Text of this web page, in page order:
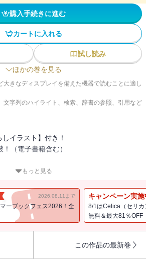
購入手続きに進む
カートに入れる
試し読み
ほかの巻を見る
きなディスプレイを備えた機器で読むことに適し
文字列のハイライト、検索、辞書の参照、引用など
しイラスト】付き！
（電子書籍含む）
だ」
遇なおっとり女神令嬢のやり直し溺愛ファ
もっと見る
2026.08.11まで
ーブックフェス2026！全
キャンペーン実施
8/1はCelica（セリ
無料＆最大81％OFF
この作品の最新巻